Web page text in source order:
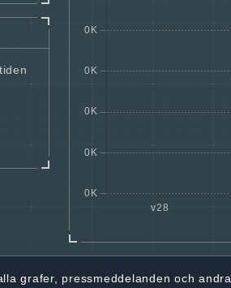
grafer, pressmeddelanden och andra